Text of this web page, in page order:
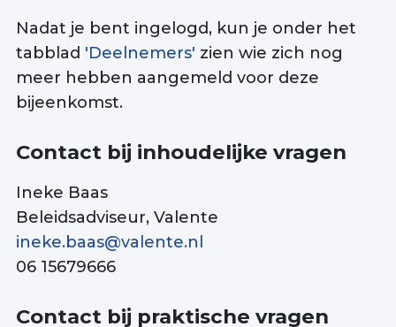
Nadat je bent ingelogd, kun je onder het
tabblad 'Deelnemers' zien wie zich nog
meer hebben aangemeld voor deze
bijeenkomst.
Contact bij inhoudelijke vragen
Ineke Baas
Beleidsadviseur, Valente
ineke.baas@valente.nl
06 15679666
Contact bij praktische vragen